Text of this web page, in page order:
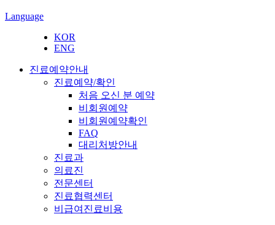
Language
KOR
ENG
진료예약안내
진료예약/확인
처음 오신 분 예약
비회원예약
비회원예약확인
FAQ
대리처방안내
진료과
의료진
전문센터
진료협력센터
비급여진료비용